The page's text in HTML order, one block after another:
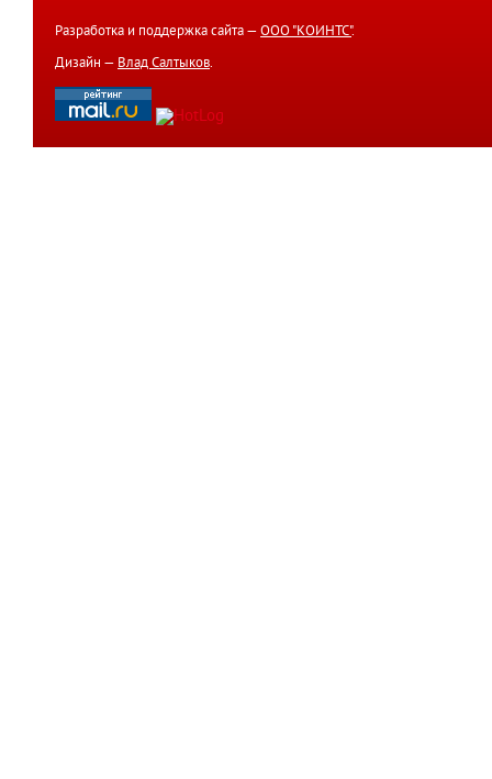
Разработка и поддержка сайта — ООО "КОИНТС".
Дизайн — Влад Салтыков.